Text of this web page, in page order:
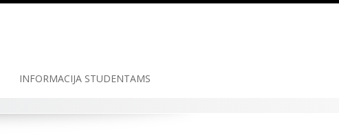
INFORMACIJA STUDENTAMS